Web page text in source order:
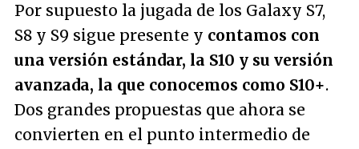
Por supuesto la jugada de los Galaxy S7,
S8 y S9 sigue presente y contamos con
una versión estándar, la S10 y su versión
avanzada, la que conocemos como S10+.
Dos grandes propuestas que ahora se
convierten en el punto intermedio de